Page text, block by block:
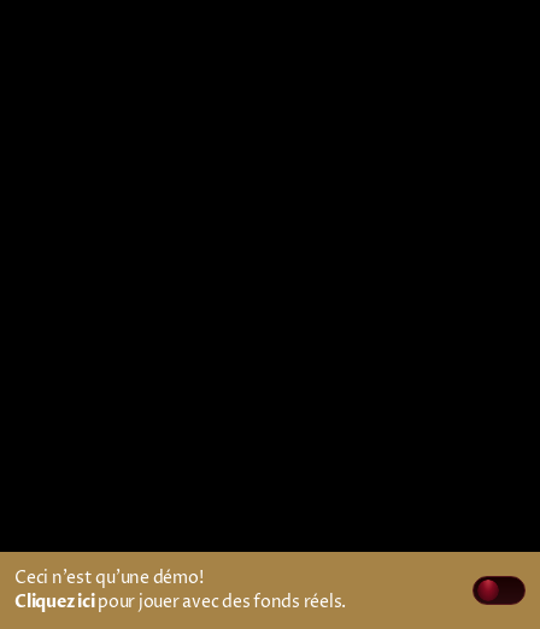
Ceci n'est qu'une démo!
Cliquez icipour jouer avec des fonds réels.